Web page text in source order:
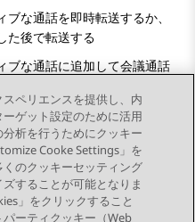
な通話を即時転送するか、
た後で転送する
ブな通話に追加して会議通話
するには、システム管理者に
ペリエンスを提供し、内
ゲット設定のために活用
析を行うためにクッキー
Cooke Settings」を
のクッキーセッティング
することが可能となりま
」をクリックすること
ーティクッキー（Web